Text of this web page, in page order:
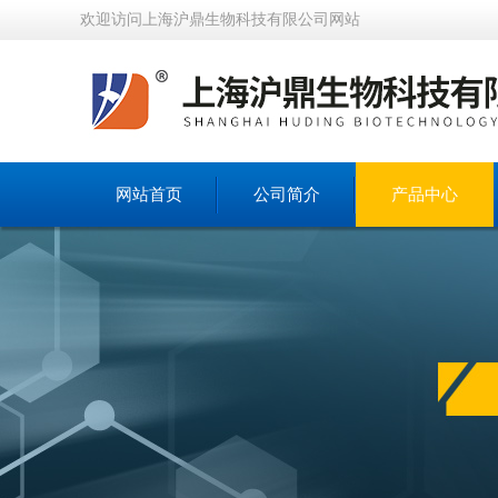
欢迎访问上海沪鼎生物科技有限公司网站
网站首页 公司简介 产品中心